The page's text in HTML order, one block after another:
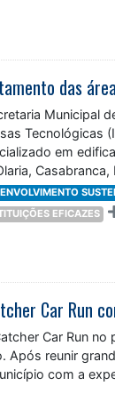
Municipal
Tecnológicas
em
Casabranca,
EFICAZES
Car Run no
Após reunir
com a